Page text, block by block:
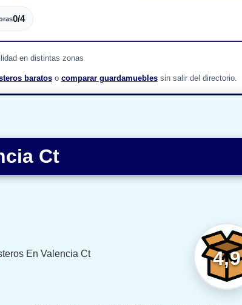
0/4
en distintas zonas
baratoso comparar guardamueblessin salir del directorio.
Ct
4,9
En Valencia Ct